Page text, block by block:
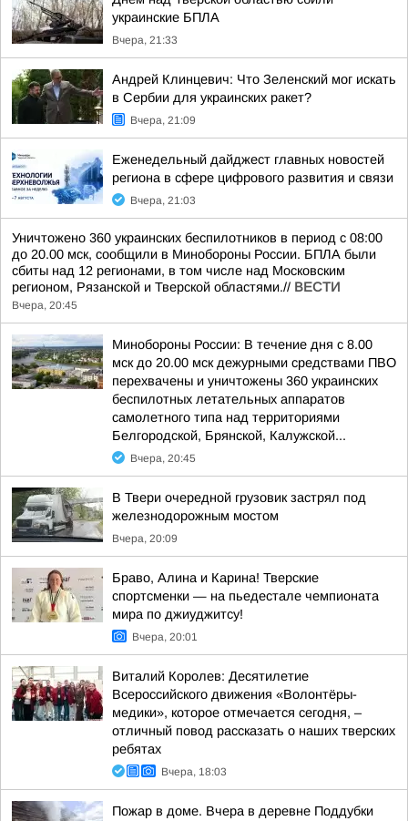
украинские БПЛА
Вчера, 21:33
Андрей Клинцевич: Что Зеленский мог искать
в Сербии для украинских ракет?
Вчера, 21:09
Еженедельный дайджест главных новостей
региона в сфере цифрового развития и связи
Вчера, 21:03
Уничтожено 360 украинских беспилотников в период с 08:00
до 20.00 мск, сообщили в Минобороны России. БПЛА были
сбиты над 12 регионами, в том числе над Московским
регионом, Рязанской и Тверской областями.// ВЕСТИ
Вчера, 20:45
Минобороны России: В течение дня с 8.00
мск до 20.00 мск дежурными средствами ПВО
перехвачены и уничтожены 360 украинских
беспилотных летательных аппаратов
самолетного типа над территориями
Белгородской, Брянской, Калужской...
Вчера, 20:45
В Твери очередной грузовик застрял под
железнодорожным мостом
Вчера, 20:09
Браво, Алина и Карина! Тверские
спортсменки — на пьедестале чемпионата
мира по джиуджитсу!
Вчера, 20:01
Виталий Королев: Десятилетие
Всероссийского движения «Волонтёры-
медики», которое отмечается сегодня, –
отличный повод рассказать о наших тверских
ребятах
Вчера, 18:03
Пожар в доме. Вчера в деревне Поддубки